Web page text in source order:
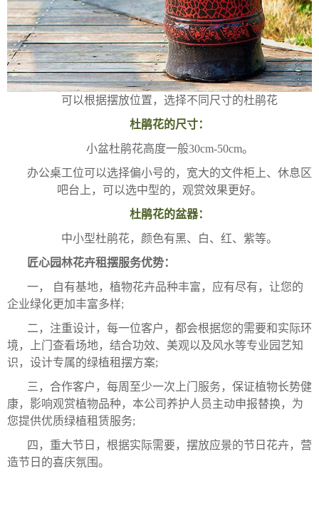
可以根据摆放位置，选择不同尺寸的杜鹃花
杜鹃花的尺寸：
小盆杜鹃花高度一般30cm-50cm。
办公桌工位可以选择偏小号的，宽大的文件柜上、休息区
吧台上，可以选中型的，观赏效果更好。
杜鹃花的盆器：
中小型杜鹃花，颜色有黑、白、红、紫等。
匠心园林花卉租摆服务优势：
一， 自有基地，植物花卉品种丰富，应有尽有，让您的
企业绿化更加丰富多样;
二，注重设计，每一位客户，都会根据您的需要和实际环
境，上门查看场地，结合功效、美观以及风水等专业园艺知
识，设计专属的绿植租摆方案;
三，合作客户，每周至少一次上门服务，保证植物长势健
康，影响观赏植物品种，本公司养护人员主动申报替换，为
您提供优质绿植租赁服务;
四，重大节日，根据实际需要，摆放应景的节日花卉，营
造节日的喜庆氛围。